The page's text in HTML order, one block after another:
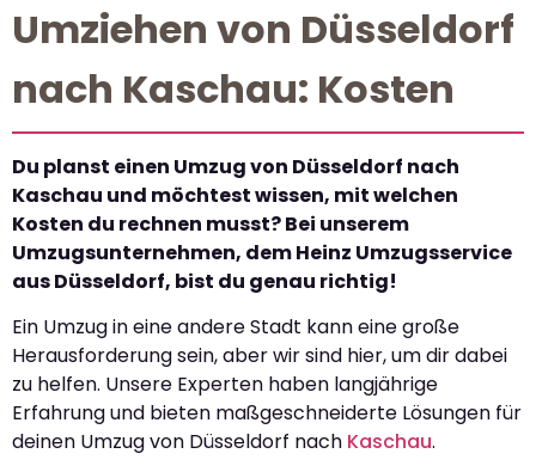
Umziehen von Düsseldorf
nach Kaschau: Kosten
Du planst einen Umzug von Düsseldorf nach
Kaschau und möchtest wissen, mit welchen
Kosten du rechnen musst? Bei unserem
Umzugsunternehmen, dem Heinz Umzugsservice
aus Düsseldorf, bist du genau richtig!
Ein Umzug in eine andere Stadt kann eine große
Herausforderung sein, aber wir sind hier, um dir dabei
zu helfen. Unsere Experten haben langjährige
Erfahrung und bieten maßgeschneiderte Lösungen für
deinen Umzug von Düsseldorf nach Kaschau.